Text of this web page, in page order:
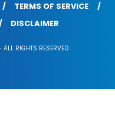
TERMS OF SERVICE
DISCLAIMER
RIGHTS RESERVED